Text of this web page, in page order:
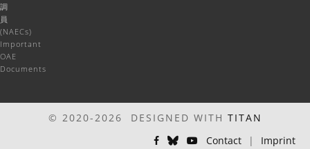
調
員
(NAECs)
Important
OAE
Documents
© 2020-2026 DESIGNED WITH TITAN
Contact
| Imprint